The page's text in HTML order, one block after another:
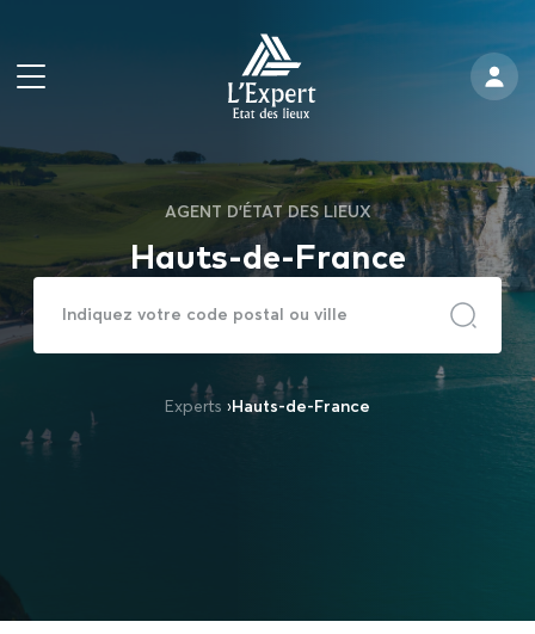
AGENT D'ÉTAT DES LIEUX
Hauts-de-France
Experts ›Hauts-de-France